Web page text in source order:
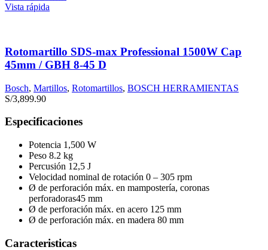
Vista rápida
Rotomartillo SDS-max Professional 1500W Cap
45mm / GBH 8-45 D
Bosch, Martillos, Rotomartillos, BOSCH HERRAMIENTAS
S/3,899.90
Especificaciones
Potencia 1,500 W
Peso 8.2 kg
Percusión 12,5 J
Velocidad nominal de rotación 0 – 305 rpm
Ø de perforación máx. en mampostería, coronas
perforadoras45 mm
Ø de perforación máx. en acero 125 mm
Ø de perforación máx. en madera 80 mm
Caracteristicas